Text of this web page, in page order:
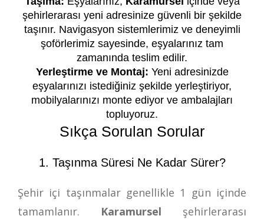
şehirlerarası yeni adresinize güvenli bir şekilde
taşınır. Navigasyon sistemlerimiz ve deneyimli
şoförlerimiz sayesinde, eşyalarınız tam
zamanında teslim edilir.
Yerleştirme ve Montaj: Yeni adresinizde
eşyalarınızı istediğiniz şekilde yerleştiriyor,
mobilyalarınızı monte ediyor ve ambalajları
topluyoruz.
Sıkça Sorulan Sorular
1. Taşınma Süresi Ne Kadar Sürer?
Şehir içi taşınmalar genellikle 1 gün içinde
tamamlanır. Karamursel şehirlerarası